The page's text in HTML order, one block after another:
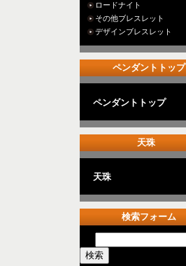
ロードナイト
その他ブレスレット
デザインブレスレット
ペンダントトップ
ペンダントトップ
天珠
天珠
検索フォーム